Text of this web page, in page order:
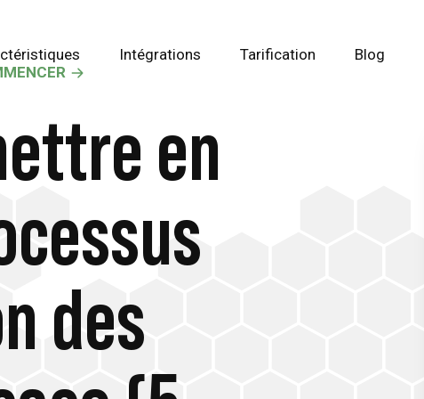
Intégrations Tarification Blog
en
des